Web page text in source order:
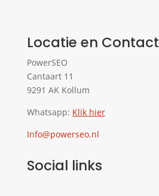
Locatie en Contact
PowerSEO
Cantaart 11
9291 AK Kollum
Whatsapp: Klik hier
Info@powerseo.nl
Social links